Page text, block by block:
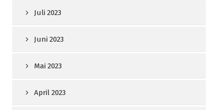
Juli 2023
Juni 2023
Mai 2023
April 2023